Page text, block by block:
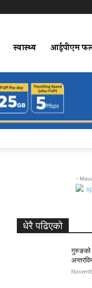
स्वास्थ्य आईपीएम
-
धेरै पढिएको
गुरुङको